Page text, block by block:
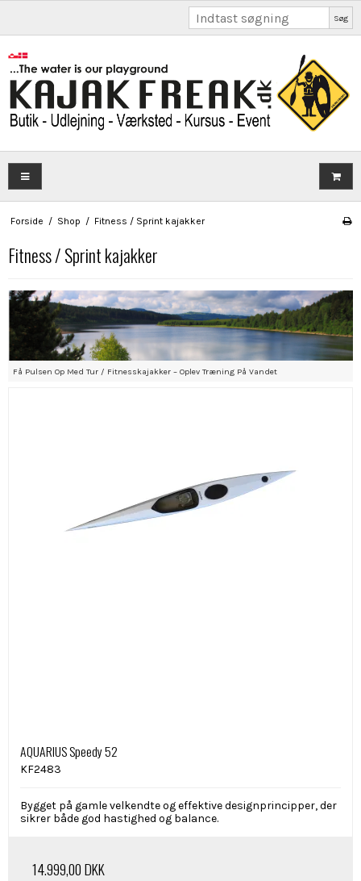
Søg
Forside / Shop / Fitness / Sprint kajakker
Fitness / Sprint kajakker
Få Pulsen Op Med Tur / Fitnesskajakker – Oplev Træning På Vandet
AQUARIUS Speedy 52
KF2483
Bygget på gamle velkendte og effektive designprincipper, der
sikrer både god hastighed og balance.
14.999,00 DKK